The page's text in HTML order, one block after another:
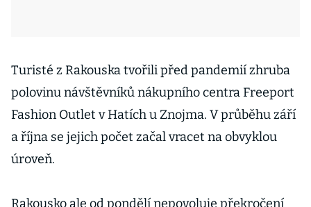
Turisté z Rakouska tvořili před pandemií zhruba
polovinu návštěvníků nákupního centra Freeport
Fashion Outlet v Hatích u Znojma. V průběhu září
a října se jejich počet začal vracet na obvyklou
úroveň.
Rakousko ale od pondělí nepovoluje překročení